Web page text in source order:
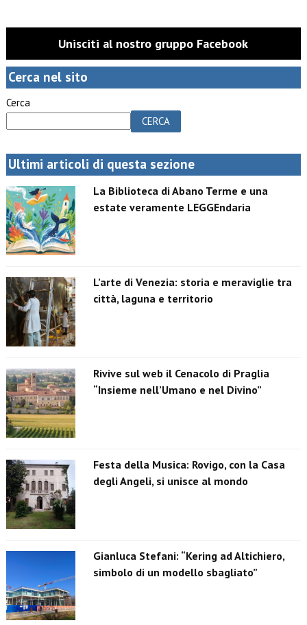
Unisciti al nostro gruppo Facebook
Cerca nel sito
Cerca
CERCA
Ultimi articoli di questa sezione
La Biblioteca di Abano Terme e una
estate veramente LEGGEndaria
L’arte di Venezia: storia e meraviglie tra
città, laguna e territorio
Rivive sul web il Cenacolo di Praglia
“Insieme nell’Umano e nel Divino”
Festa della Musica: Rovigo, con la Casa
degli Angeli, si unisce al mondo
Gianluca Stefani: “Kering ad Altichiero,
simbolo di un modello sbagliato”